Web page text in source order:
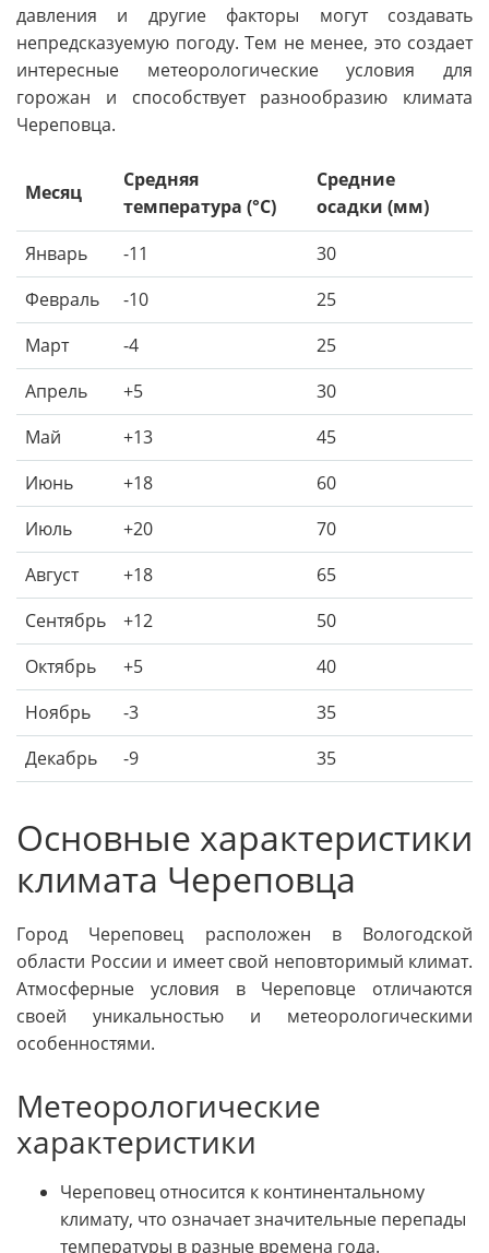
давления и другие факторы могут создавать
непредсказуемую погоду. Тем не менее, это создает
интересные метеорологические условия для
горожан и способствует разнообразию климата
Череповца.
Месяц
Средняя
температура (°C)
Средние
осадки (мм)
Январь
-11
30
Февраль
-10
25
Март
-4
25
Апрель
+5
30
Май
+13
45
Июнь
+18
60
Июль
+20
70
Август
+18
65
Сентябрь
+12
50
Октябрь
+5
40
Ноябрь
-3
35
Декабрь
-9 35
Основные характеристики
климата Череповца
Город Череповец расположен в Вологодской
области России и имеет свой неповторимый климат.
Атмосферные условия в Череповце отличаются
своей уникальностью и метеорологическими
особенностями.
Метеорологические
характеристики
Череповец относится к континентальному
климату, что означает значительные перепады
температуры в разные времена года.